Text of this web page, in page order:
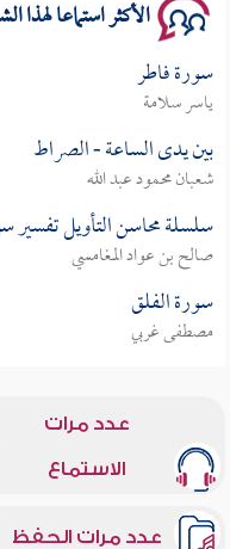
الأكثر استماعا لهذا
سورة فاطر
ياسر سلامة
بين يدى الساعة - الصراط
شعبان محمود عبد الله
سلسلة محاسن التأويل تفسير سورة
صالح بن عواد المغامسي
سورة الفلق
مصطفى غربي
عدد مرات
الاستماع
عدد مرات الحفظ